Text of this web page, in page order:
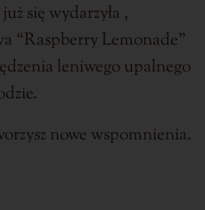
się wydarzyła ,
“Raspberry Lemonade”
leniwego upalnego
nowe wspomnienia.